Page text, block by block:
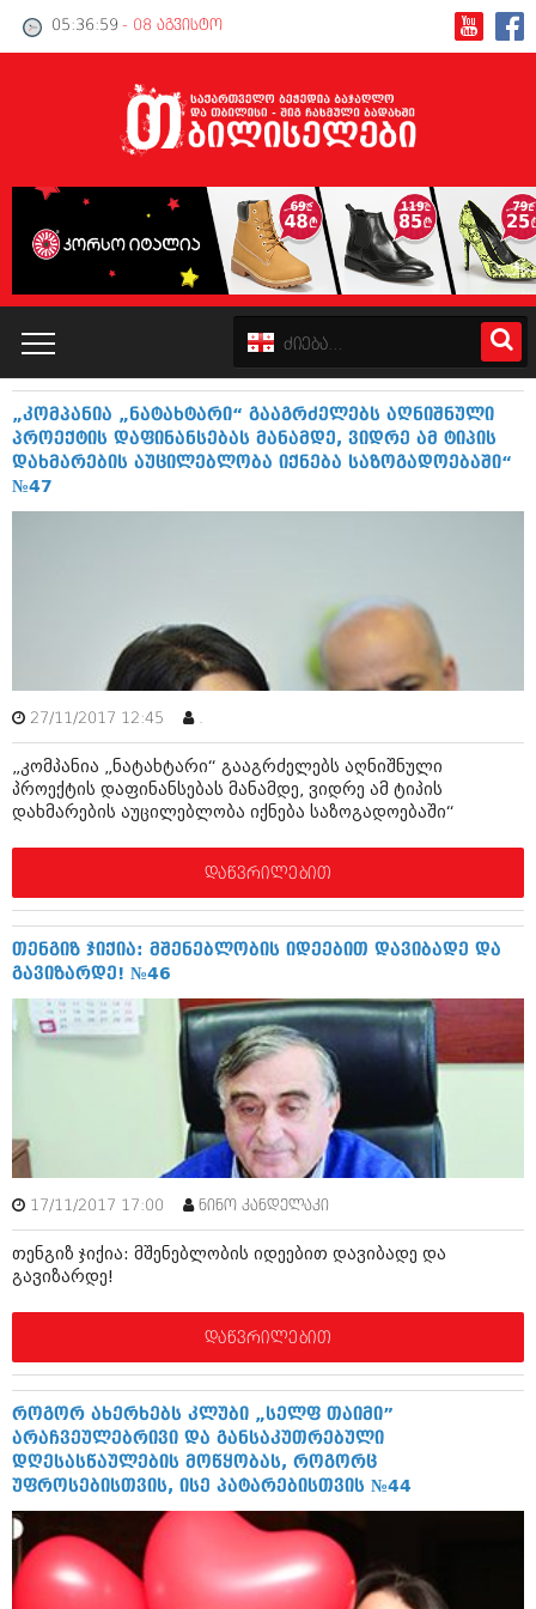
05:37:00 - 08 აგვისტო
პოლიტიკა
ინტერვიუები
ამბები
საზოგადოება
მოდი, ვილაპარაკოთ
რელიგია
მედიცინა
სპორტი
კადრს მიღმა
ბელადები
ბიზნესსიახლეები
გვარები
თემიდას სასწორი
იუმორი
კალეიდოსკოპი
ჰოროსკოპი და შეუცნობელი
კრიმინალი
რომანი და დეტექტივი
სახალისო ამბები
კატალოგი
საზოგადოება
მოდი, ვილაპარაკოთ
მოდა + დიზაინი
რელიგია
მედიცინა
კადრს მიღმა
კულინარია
ავტორჩევები
ბელადები
ბიზნესსიახლეები
თემიდას სასწორი
იუმორი
კალეიდოსკოპი
კრიმინალი
რომანი და დეტექტივი
სახალისო ამბები
შოუბიზნესი
დაიჯესტი
ქალი და მამაკაცი
„კომპანია „ნატახტარი“ გააგრძელებს აღნიშნული
პროექტის დაფინანსებას მანამდე, ვიდრე ამ ტიპის
დახმარების აუცილებლობა იქნება საზოგადოებაში“
№47
27/11/2017 12:45 .
„კომპანია „ნატახტარი“ გააგრძელებს აღნიშნული
პროექტის დაფინანსებას მანამდე, ვიდრე ამ ტიპის
დახმარების აუცილებლობა იქნება საზოგადოებაში“
დაწვრილებით
თენგიზ ჯიქია: მშენებლობის იდეებით დავიბადე და
გავიზარდე! №46
17/11/2017 17:00 ნინო კანდელაკი
თენგიზ ჯიქია: მშენებლობის იდეებით დავიბადე და
გავიზარდე!
დაწვრილებით
როგორ ახერხებს კლუბი „სელფ თაიმი”
არაჩვეულებრივი და განსაკუთრებული
დღესასწაულების მოწყობას, როგორც
უფროსებისთვის, ისე პატარებისთვის №44